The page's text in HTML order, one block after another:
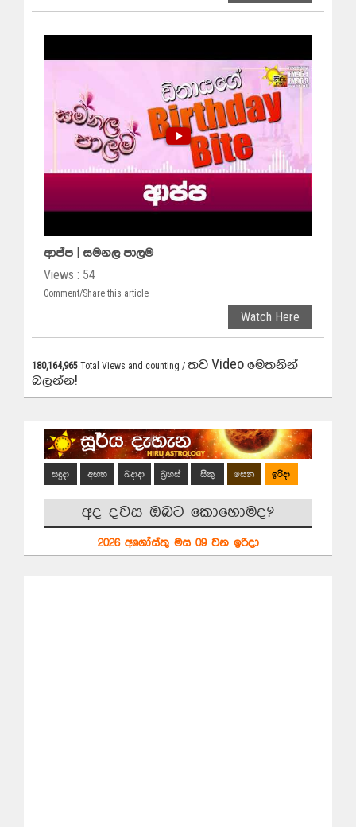
ආප්ප | සමනල පාලම
Views : 54
Comment/Share this article
Watch Here
180,164,965 Total Views and counting / තව Video මෙතනින්
බලන්න!